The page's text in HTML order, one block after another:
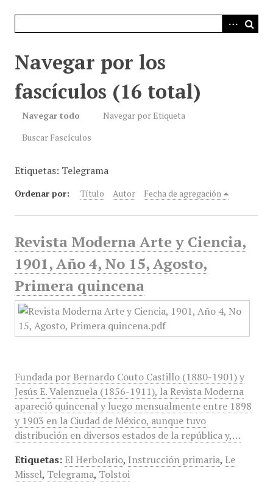
Navegar por los
fascículos (16 total)
Navegar todo
Navegar por Etiqueta
Buscar Fascículos
Etiquetas: Telegrama
Ordenar por: Título Autor Fecha de agregación
Revista Moderna Arte y Ciencia,
1901, Año 4, No 15, Agosto,
Primera quincena
Fundada por Bernardo Couto Castillo (1880-1901) y
Jesús E. Valenzuela (1856-1911), la Revista Moderna
apareció quincenal y luego mensualmente entre 1898
y 1903 en la Ciudad de México, aunque tuvo
distribución en diversos estados de la república y,…
Etiquetas: El Herbolario, Instrucción primaria, Le
Missel, Telegrama, Tolstoi